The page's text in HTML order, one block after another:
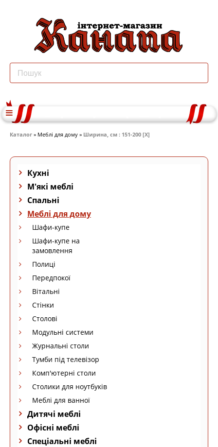
Каталог » Меблі для дому » Ширина, см : 151-200 [X]
Кухні
М'які меблі
Спальні
Меблі для дому
Шафи-купе
Шафи-купе на
замовлення
Полиці
Передпокої
Вітальні
Стінки
Столові
Модульні системи
Журнальні столи
Тумби під телевізор
Комп'ютерні столи
Столики для ноутбуків
Меблі для ванної
Дитячі меблі
Офісні меблі
Спеціальні меблі